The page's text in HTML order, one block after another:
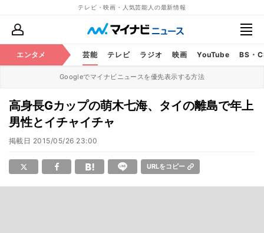
テレビ・映画・人気芸能人の最新情報
エンタメ 芸能 テレビ ラジオ 映画 YouTube BS・
Googleでマイナビニュースを優先表示する方法
高身長Gカップの萌木七海、タイの離島で年上
男性とイチャイチャ
掲載日 2015/05/26 23:00
URLをコピー